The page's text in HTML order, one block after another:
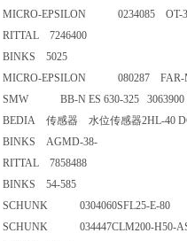
MICRO-EPSILON 0234085 OT-
RITTAL 7246400
BINKS 5025
MICRO-EPSILON 080287 FAR-
SMW BB-N ES 630-325
BEDIA 传感器 水位传感器2HL-
BINKS AGMD-38-
RITTAL 7858488
BINKS 54-585
SCHUNK 0304060SFL25-E-
SCHUNK 034447CLM200-